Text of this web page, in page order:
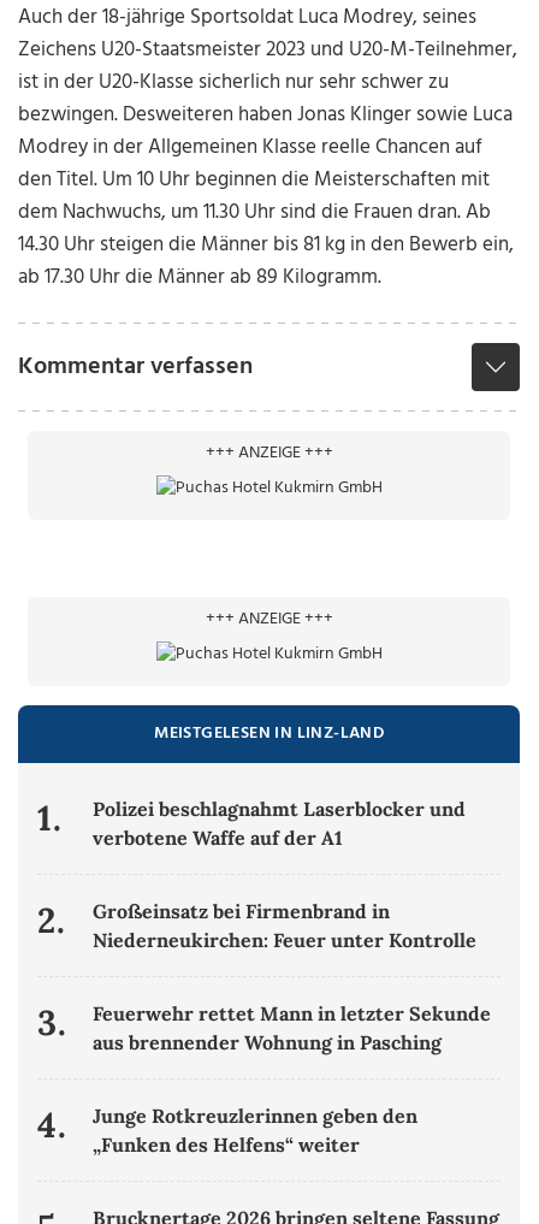
Auch der 18-jährige Sportsoldat Luca Modrey, seines
Zeichens U20-Staatsmeister 2023 und U20-M-Teilnehmer,
ist in der U20-Klasse sicherlich nur sehr schwer zu
bezwingen. Desweiteren haben Jonas Klinger sowie Luca
Modrey in der Allgemeinen Klasse reelle Chancen auf
den Titel. Um 10 Uhr beginnen die Meisterschaften mit
dem Nachwuchs, um 11.30 Uhr sind die Frauen dran. Ab
14.30 Uhr steigen die Männer bis 81 kg in den Bewerb ein,
ab 17.30 Uhr die Männer ab 89 Kilogramm.
Kommentar verfassen
+++ ANZEIGE +++
+++ ANZEIGE +++
MEISTGELESEN IN LINZ-LAND
1.
Polizei beschlagnahmt Laserblocker und
verbotene Waffe auf der A1
2.
Großeinsatz bei Firmenbrand in
Niederneukirchen: Feuer unter Kontrolle
3.
Feuerwehr rettet Mann in letzter Sekunde
aus brennender Wohnung in Pasching
4.
Junge Rotkreuzlerinnen geben den
„Funken des Helfens“ weiter
Brucknertage 2026 bringen seltene Fassung